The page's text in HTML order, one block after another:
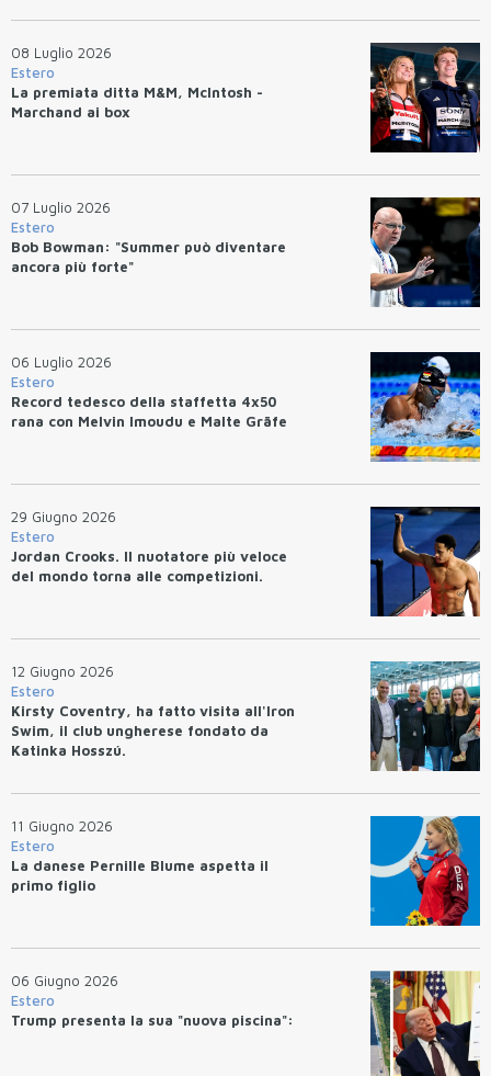
08 Luglio 2026
Estero
La premiata ditta M&M, McIntosh -
Marchand ai box
07 Luglio 2026
Estero
Bob Bowman: "Summer può diventare
ancora più forte"
06 Luglio 2026
Estero
Record tedesco della staffetta 4x50
rana con Melvin Imoudu e Malte Gräfe
29 Giugno 2026
Estero
Jordan Crooks. Il nuotatore più veloce
del mondo torna alle competizioni.
12 Giugno 2026
Estero
Kirsty Coventry, ha fatto visita all'Iron
Swim, il club ungherese fondato da
Katinka Hosszú.
11 Giugno 2026
Estero
La danese Pernille Blume aspetta il
primo figlio
06 Giugno 2026
Estero
Trump presenta la sua "nuova piscina":